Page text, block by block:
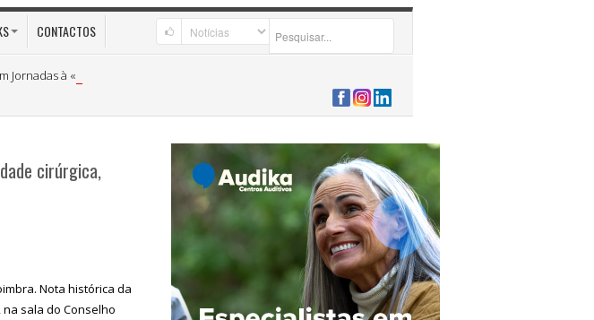
CONTACTOS
à «Medicina Preventiva»
cirúrgica,
Nota histórica da
sala do Conselho